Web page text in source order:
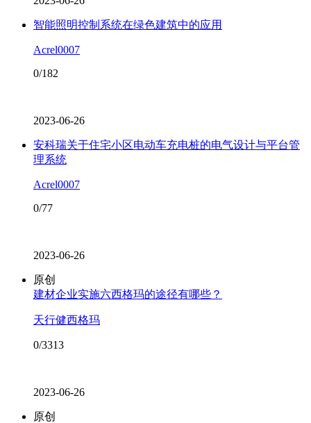
智能照明控制系统在绿色建筑中的应用
Acrel0007
0/182
2023-06-26
安科瑞关于住宅小区电动车充电桩的电气设计与平台管
理系统
Acrel0007
0/77
2023-06-26
原创
建材企业实施六西格玛的途径有哪些？
天行健西格玛
0/3313
2023-06-26
原创